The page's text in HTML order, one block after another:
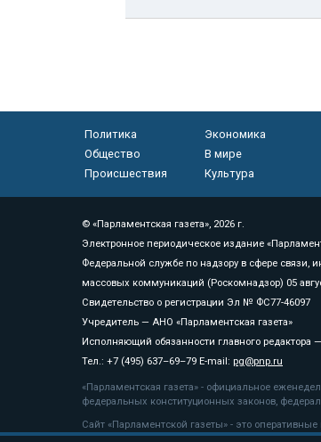
Политика
Экономика
Общество
В мире
Происшествия
Культура
© «Парламентская газета», 2026 г.
Электронное периодическое издание
Федеральной службе по надзору в сфере связи,
массовых коммуникаций (Роскомнадзор) 05
Свидетельство о регистрации Эл № ФС77-46097
Учредитель — АНО «Парламентская газета»
Исполняющий обязанности главного редактора
Тел.: +7 (495) 637–69–79 E-mail: pg@pnp.ru
«Парламентская газета» - официальное
федеральных конституционных законов,
Сайт «Парламентской газеты» - это
«Парламентской газеты» активная ссылка на